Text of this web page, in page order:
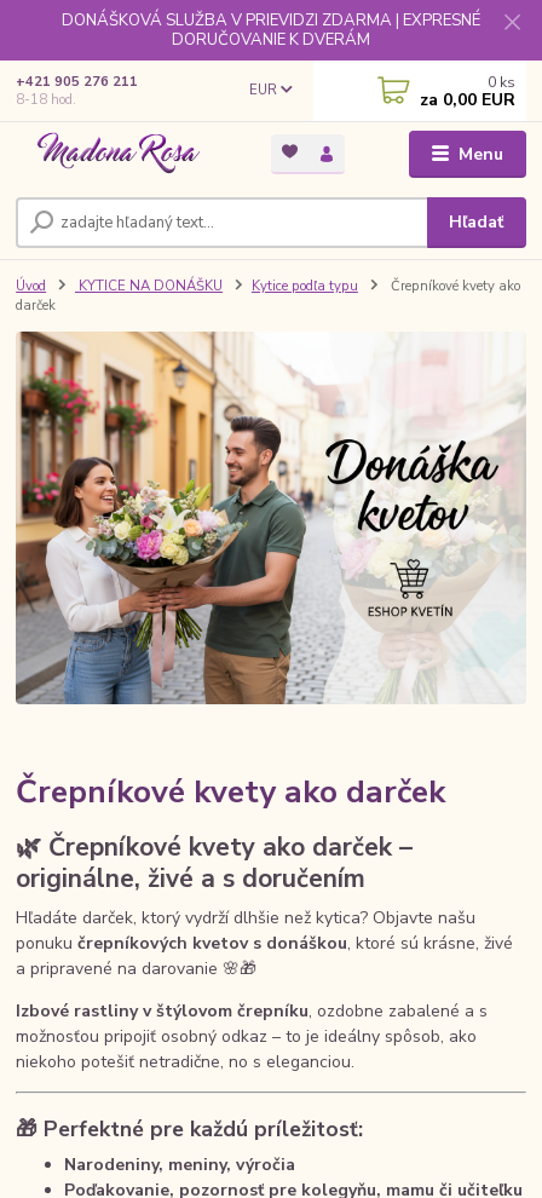
DONÁŠKOVÁ SLUŽBA V PRIEVIDZI ZDARMA | EXPRESNÉ
DORUČOVANIE K DVERÁM
Menu
EUR
Hľadať
+421 905 276 211
8-18 hod.
0 ks
za 0,00 EUR
Úvod KYTICE NA DONÁŠKU Kytice podľa typu
Črepníkové kvety ako
darček
Črepníkové kvety ako darček
🌿 Črepníkové kvety ako darček –
originálne, živé a s doručením
Hľadáte darček, ktorý vydrží dlhšie než kytica? Objavte našu
ponukučrepníkových kvetov s donáškou, ktoré sú krásne, živé
a pripravené na darovanie 🌸🎁
Izbové rastliny v štýlovom črepníku, ozdobne zabalené a s
možnosťou pripojiť osobný odkaz – to je ideálny spôsob, ako
niekoho potešiť netradične, no s eleganciou.
🎁 Perfektné pre každú príležitosť:
Narodeniny, meniny, výročia
Poďakovanie, pozornosť pre kolegyňu, mamu či učiteľku